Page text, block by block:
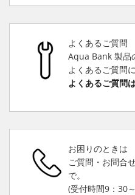
よくあるご質問
Aqua Bank 製品
よくあるご質問
よくあるご質問
お困りのときは
ご質問・お問合
で。
(受付時間9：30